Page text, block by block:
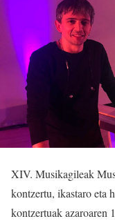
XIV. Musikagileak
kontzertu, ikastaro eta
kontzertuak azaroaren